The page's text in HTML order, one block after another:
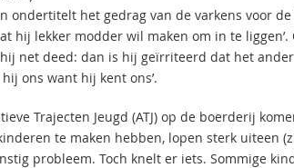
ondertitelt het gedrag van de varkens voor
hij lekker modder wil maken om in te
net deed: dan is hij geïrriteerd dat het
ons want hij kent ons’.
Trajecten Jeugd (ATJ) op de boerderij
te maken hebben, lopen sterk uiteen
probleem. Toch knelt er iets. Sommige